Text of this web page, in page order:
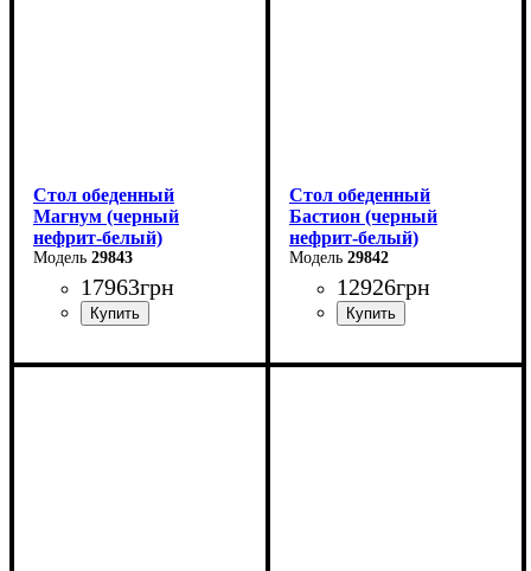
Стол обеденный
Магнум (черный
нефрит-белый)
29843
17963грн
Ширина: 180 (+80) см
Стол обеденный
Бастион (черный
нефрит-белый)
29842
12926грн
Ширина: 140 (+60) см